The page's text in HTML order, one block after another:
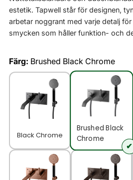
estetik. Tapwell står för designen,
arbetar noggrant med varje detalj
smycken som håller funktion- och
Färg: Brushed Black Chrome
Black Chrome
Brushed Black
Chrome